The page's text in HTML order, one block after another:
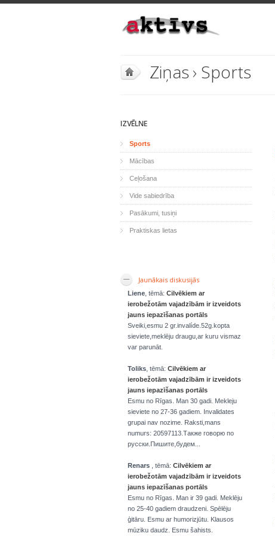
Ziņas› Sports
IZVĒLNE
Sports
Mācības
Ceļošana
Vide sabiedrība
Pasākumi, tusiņi
Praktiskas lietas
Jaunākais diskusijās
Liene , tēmā: Cilvēkiem ar
ierobežotām vajadzībām ir izveidots
jauns iepazīšanas portāls
Sveiki,esmu 2 gr.invalíde.52g.kopta
sieviete,meklēju draugu,ar kuru vismaz
var parunāt.
Toliks , tēmā: Cilvēkiem ar
ierobežotām vajadzībām ir izveidots
jauns iepazīšanas portāls
Esmu no Rīgas. Man 30 gadi. Mekleju
sieviete no 27-36 gadiem. Invalidates
grupai nav nozime. Raksti,mans
numurs: 20597113.Также говорю по
русски.Пишите,будем...
Renars , tēmā: Cilvēkiem ar
ierobežotām vajadzībām ir izveidots
jauns iepazīšanas portāls
Esmu no Rīgas. Man ir 39 gadi. Meklēju
no 25-40 gadiem draudzeni. Spēlēju
ģitāru. Esmu ar humorizjūtu. Klausos
mūziku daudz. Esmu šahists.